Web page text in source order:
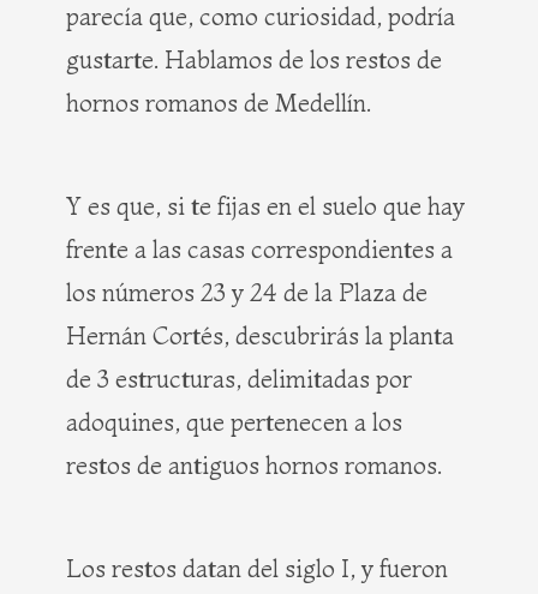
parecía que, como curiosidad, podría
gustarte. Hablamos de los restos de
hornos romanos de Medellín.
Y es que, si te fijas en el suelo que hay
frente a las casas correspondientes a
los números 23 y 24 de la Plaza de
Hernán Cortés, descubrirás la planta
de 3 estructuras, delimitadas por
adoquines, que pertenecen a los
restos de antiguos hornos romanos.
Los restos datan del siglo I, y fueron